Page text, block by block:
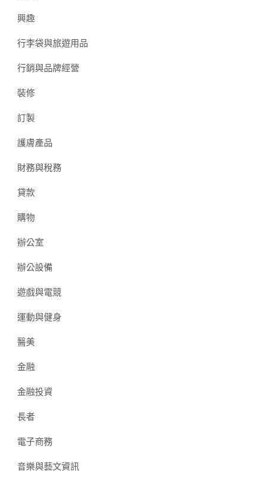
興趣
行李袋與旅遊用品
行銷與品牌經營
裝修
訂製
護膚產品
財務與稅務
貸款
購物
辦公室
辦公設備
遊戲與電競
運動與健身
醫美
金融
金融投資
長者
電子商務
音樂與藝文資訊